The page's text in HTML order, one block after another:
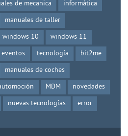
de mecanica
informática
manuales de taller
windows 10
windows 11
eventos tecnología
bit2me
manuales de coches
MDM
novedades
nuevas tecnologías error